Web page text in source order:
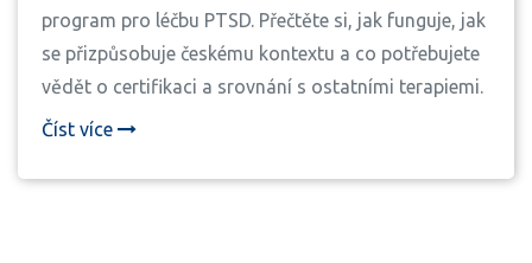
program pro léčbu PTSD. Přečtěte si, jak funguje, jak
se přizpůsobuje českému kontextu a co potřebujete
vědět o certifikaci a srovnání s ostatními terapiemi.
Číst více